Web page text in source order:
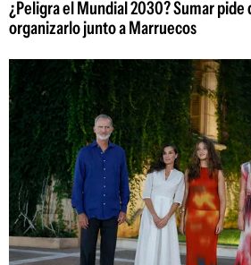
¿Peligra el Mundial 2030? Sumar pide
organizarlo junto a Marruecos